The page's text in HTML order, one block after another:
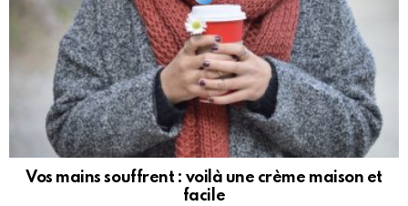
Vos mains souffrent : voilà une crème maison et
facile